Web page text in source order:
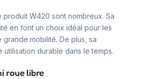
W420 sont nombreux. Sa
en font un choix idéal pour les
mobilité. De plus, sa
utilisation durable dans le temps.
roue libre